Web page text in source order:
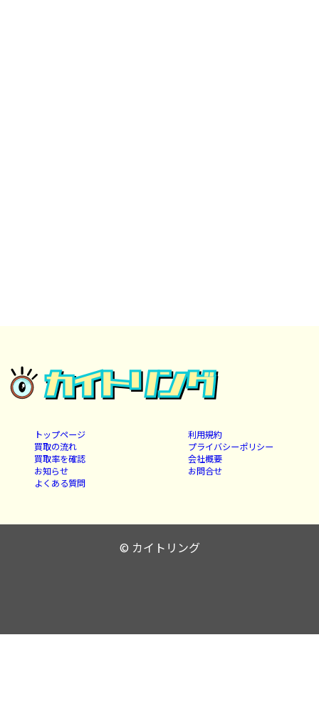
トップページ
買取の流れ
買取率を確認
お知らせ
よくある質問
利用規約
プライバシーポリシー
会社概要
お問合せ
© カイトリング